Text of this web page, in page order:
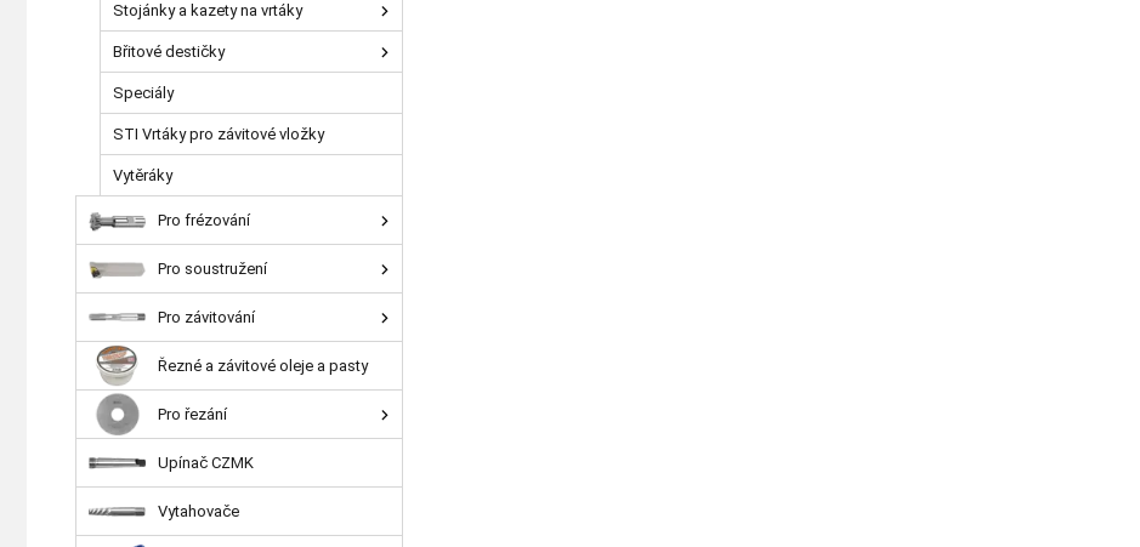
Stojánky a kazety na vrtáky
Břitové destičky
Speciály
STI Vrtáky pro závitové vložky
Vytěráky
Pro frézování
Pro soustružení
Pro závitování
Řezné a závitové oleje a pasty
Pro řezání
Upínač CZMK
Vytahovače